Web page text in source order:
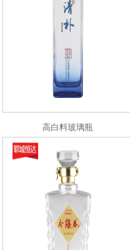
高白料玻璃瓶